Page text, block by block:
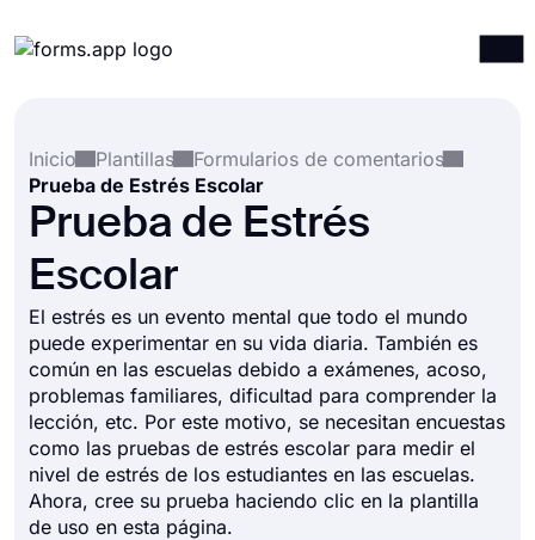
Integraciones
Plantillas
Recursos
Inicio
Plantillas
Formularios de comentarios
Prueba de Estrés Escolar
Prueba de Estrés
Escolar
El estrés es un evento mental que todo el mundo
puede experimentar en su vida diaria. También es
común en las escuelas debido a exámenes, acoso,
problemas familiares, dificultad para comprender la
lección, etc. Por este motivo, se necesitan encuestas
como las pruebas de estrés escolar para medir el
nivel de estrés de los estudiantes en las escuelas.
Ahora, cree su prueba haciendo clic en la plantilla
de uso en esta página.